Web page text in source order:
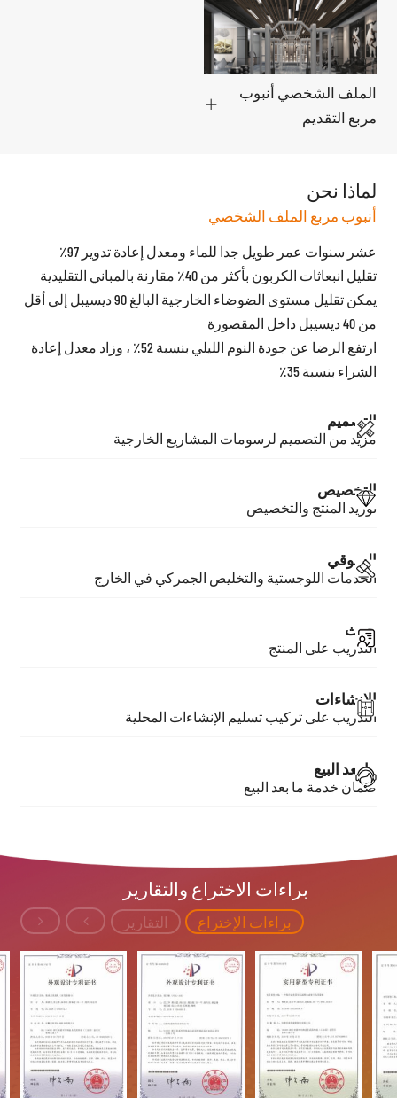
الملف الشخصي أنبوب
مربع التقديم
لماذا نحن
أنبوب مربع الملف الشخصي
عشر سنوات عمر طويل جدا للماء ومعدل إعادة تدوير 97٪
تقليل انبعاثات الكربون بأكثر من 40٪ مقارنة بالمباني التقليدية
يمكن تقليل مستوى الضوضاء الخارجية البالغ 90 ديسيبل إلى أقل
من 40 ديسيبل داخل المقصورة
ارتفع الرضا عن جودة النوم الليلي بنسبة 52٪ ، وزاد معدل إعادة
الشراء بنسبة 35٪
التصميم
مزيد من التصميم لرسومات المشاريع الخارجية
التخصيص
توريد المنتج والتخصيص
السوقي
الخدمات اللوجستية والتخليص الجمركي في الخارج
حرث
التدريب على المنتج
الإنشاءات
التدريب على تركيب تسليم الإنشاءات المحلية
ما بعد البيع
ضمان خدمة ما بعد البيع
براءات الاختراع والتقارير
براءات الإختراع التقارير